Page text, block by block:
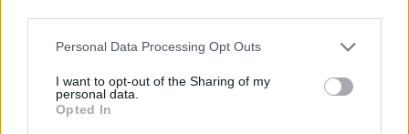
Personal Data Processing Opt Outs
I want to opt-out of the Sharing of my
personal data.
Opted In
KEDVES OLVASÓNK!
A keresett cikk a portfolio.hu hírarchívumához
tartozik, melynek olvasása előfizetéses
regisztrációhoz kötött.